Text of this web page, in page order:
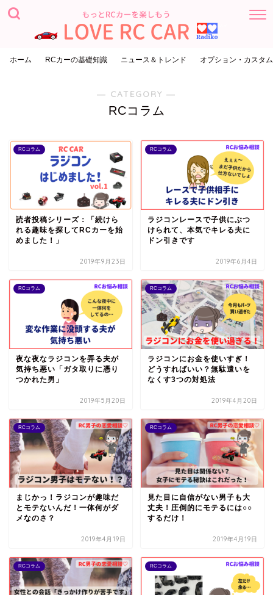
ホーム RCカーの基礎知識 ニュース＆トレンド オプション・カスタム
― CATEGORY ―
RCコラム
RCコラム
読者投稿シリーズ：「続けら
れる趣味を探してRCカーを始
めました！」
2019年9月23日
RCコラム
ラジコンレースで子供にぶつ
けられて、本気でキレる夫に
ドン引きです
2019年6月4日
RCコラム
夜な夜なラジコンを弄る夫が
気持ち悪い「ガタ取りに憑り
つかれた男」
2019年5月20日
RCコラム
ラジコンにお金を使いすぎ！
どうすればいい？無駄遣いを
なくす3つの対処法
2019年4月20日
RCコラム
まじかっ！ラジコンが趣味だ
とモテないんだ！一体何がダ
メなのさ？
2019年4月19日
RCコラム
見た目に自信がない男子も大
丈夫！圧倒的にモテるには○○
するだけ！
2019年4月19日
RCコラム RCコラム